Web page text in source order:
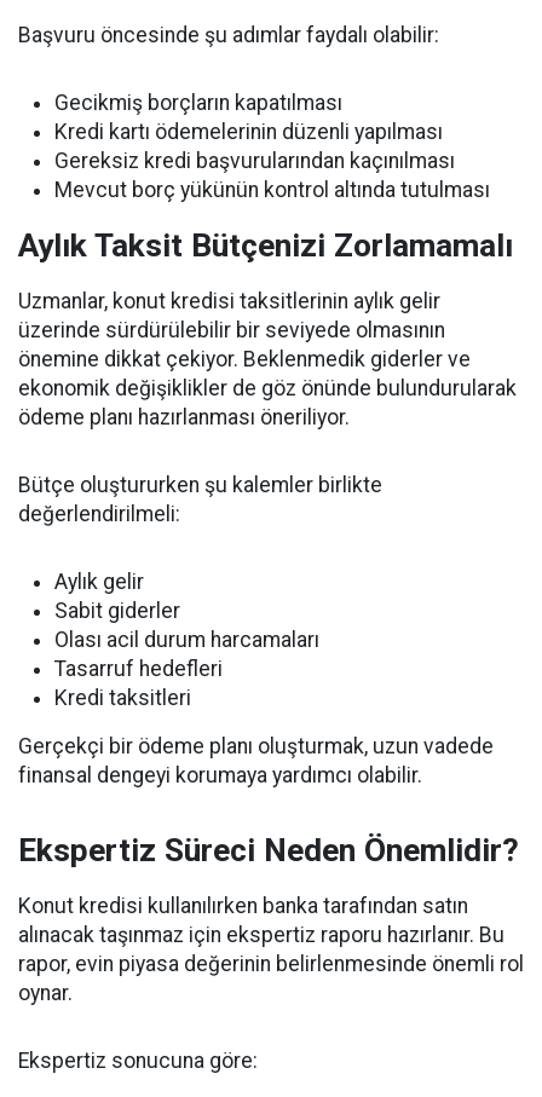
Başvuru öncesinde şu adımlar faydalı olabilir:
Gecikmiş borçların kapatılması
Kredi kartı ödemelerinin düzenli yapılması
Gereksiz kredi başvurularından kaçınılması
Mevcut borç yükünün kontrol altında tutulması
Aylık Taksit Bütçenizi Zorlamamalı
Uzmanlar, konut kredisi taksitlerinin aylık gelir
üzerinde sürdürülebilir bir seviyede olmasının
önemine dikkat çekiyor. Beklenmedik giderler ve
ekonomik değişiklikler de göz önünde bulundurularak
ödeme planı hazırlanması öneriliyor.
Bütçe oluştururken şu kalemler birlikte
değerlendirilmeli:
Aylık gelir
Sabit giderler
Olası acil durum harcamaları
Tasarruf hedefleri
Kredi taksitleri
Gerçekçi bir ödeme planı oluşturmak, uzun vadede
finansal dengeyi korumaya yardımcı olabilir.
Ekspertiz Süreci Neden Önemlidir?
Konut kredisi kullanılırken banka tarafından satın
alınacak taşınmaz için ekspertiz raporu hazırlanır. Bu
rapor, evin piyasa değerinin belirlenmesinde önemli rol
oynar.
Ekspertiz sonucuna göre: